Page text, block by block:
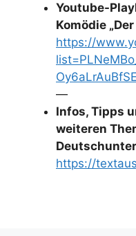
Youtube-
Komödie
https://
—
Infos, Tipps
weiteren
https://